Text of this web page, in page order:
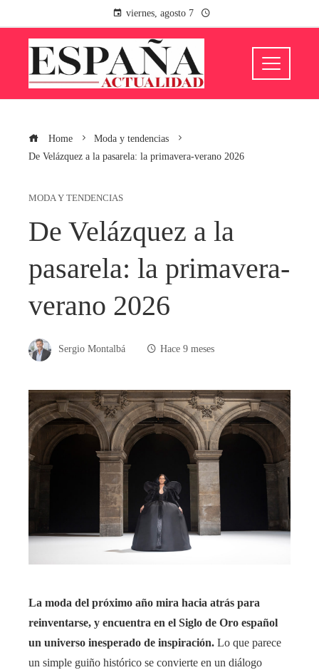
viernes, agosto 7
Home
Moda y tendencias
De Velázquez a la pasarela: la primavera-verano 2026
MODA Y TENDENCIAS
De Velázquez a la
pasarela: la primavera-
verano 2026
Sergio Montalbá Hace 9 meses
La moda del próximo año mira hacia atrás para
reinventarse, y encuentra en el Siglo de Oro español
un universo inesperado de inspiración. Lo que parece
un simple guiño histórico se convierte en un diálogo